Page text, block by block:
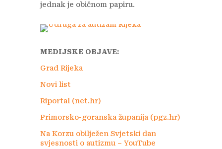
jednak je običnom papiru.
MEDIJSKE OBJAVE:
Grad Rijeka
Novi list
Riportal (net.hr)
Primorsko-goranska županija (pgz.hr)
Na Korzu obilježen Svjetski dan
svjesnosti o autizmu – YouTube